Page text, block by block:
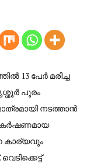
13 പേർ മരിച്ച
പൂരം
നടത്താൻ
കാര്യവും